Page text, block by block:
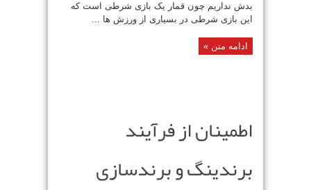
بدش نداریم چون قمار یک بازی شرطی است که
این بازی شرطی در بسیاری از ورزش ها ...
ادامه متن »
اطمینان از فرآیند
برندینگ و برندسازی